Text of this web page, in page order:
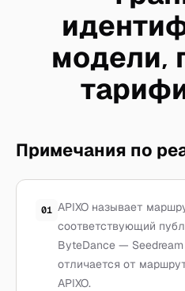
модели,
Примечания по
01 APIXO называет
соответствующий
ByteDance —
отличается от
APIXO.